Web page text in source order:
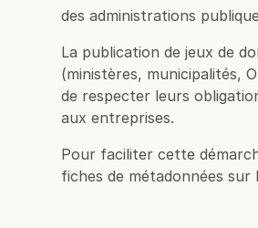
des administrations
La publication de jeux de
(ministères, municipalités,
de respecter leurs
aux entreprises.
Pour faciliter cette
fiches de métadonnées